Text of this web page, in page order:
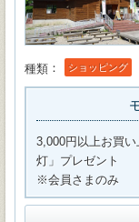
種類 ショッピング
3,000円以上お買
灯」プレゼント
※会員さまのみ